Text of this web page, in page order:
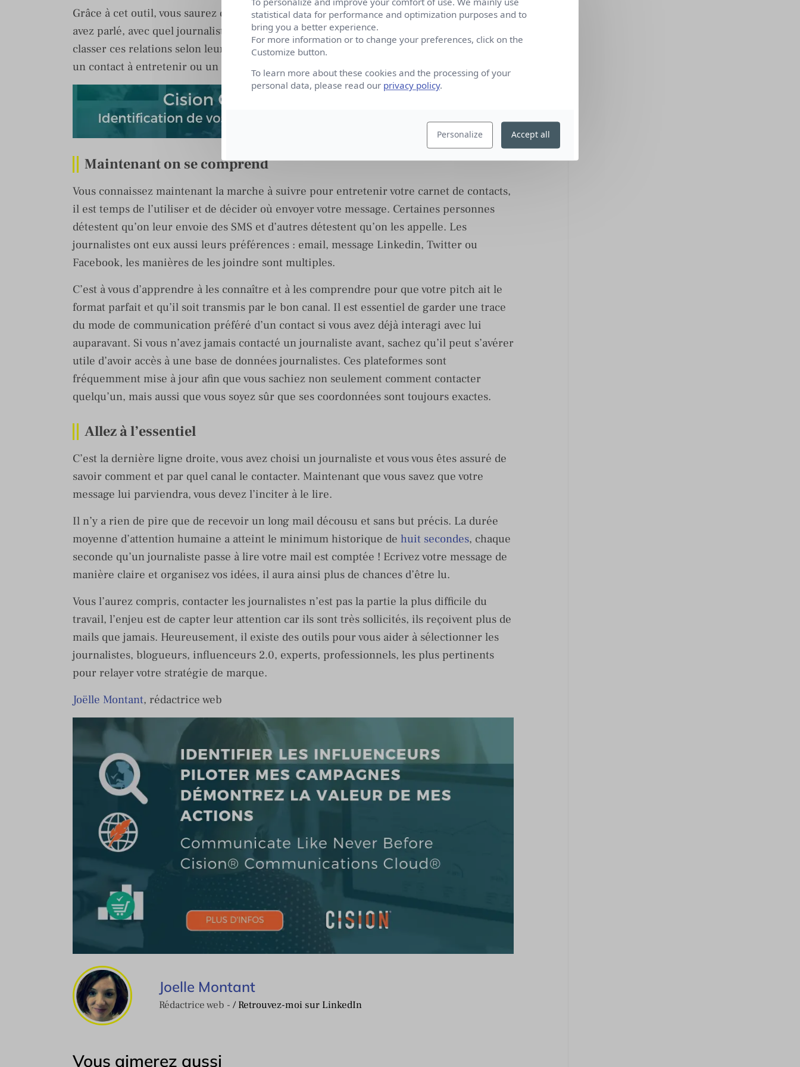
Grâce à cet outil, vous saurez des années plus tard qui vous a envoyé un mail, à qui vous
avez parlé, avec quel journaliste vous avez déjeuné et quand. Vous pourrez également
classer ces relations selon leur degré de « proximité » et ainsi faire la distinction entre
un contact à entretenir ou un détracteur à éviter.
Maintenant on se comprend
Vous connaissez maintenant la marche à suivre pour entretenir votre carnet de contacts,
il est temps de l’utiliser et de décider où envoyer votre message. Certaines personnes
détestent qu’on leur envoie des SMS et d’autres détestent qu’on les appelle. Les
journalistes ont eux aussi leurs préférences : email, message Linkedin, Twitter ou
Facebook, les manières de les joindre sont multiples.
C’est à vous d’apprendre à les connaître et à les comprendre pour que votre pitch ait le
format parfait et qu’il soit transmis par le bon canal. Il est essentiel de garder une trace
du mode de communication préféré d’un contact si vous avez déjà interagi avec lui
auparavant. Si vous n’avez jamais contacté un journaliste avant, sachez qu’il peut s’avérer
utile d’avoir accès à une base de données journalistes. Ces plateformes sont
fréquemment mise à jour afin que vous sachiez non seulement comment contacter
quelqu’un, mais aussi que vous soyez sûr que ses coordonnées sont toujours exactes.
Allez à l’essentiel
C’est la dernière ligne droite, vous avez choisi un journaliste et vous vous êtes assuré de
savoir comment et par quel canal le contacter. Maintenant que vous savez que votre
message lui parviendra, vous devez l’inciter à le lire.
Il n’y a rien de pire que de recevoir un long mail décousu et sans but précis. La durée
moyenne d’attention humaine a atteint le minimum historique de huit secondes, chaque
seconde qu’un journaliste passe à lire votre mail est comptée ! Ecrivez votre message de
manière claire et organisez vos idées, il aura ainsi plus de chances d’être lu.
Vous l’aurez compris, contacter les journalistes n’est pas la partie la plus difficile du
travail, l’enjeu est de capter leur attention car ils sont très sollicités, ils reçoivent plus de
mails que jamais. Heureusement, il existe des outils pour vous aider à sélectionner les
journalistes, blogueurs, influenceurs 2.0, experts, professionnels, les plus pertinents
pour relayer votre stratégie de marque.
Joëlle Montant, rédactrice web
Joelle Montant
Rédactrice web - / Retrouvez-moi sur LinkedIn
Vous aimerez aussi
statistical data for performance and optimization purposes and to
bring you a better experience.
For more information or to change your preferences, click on the
Customize button.
To learn more about these cookies and the processing of your
personal data, please read our privacy policy.
Personalize Accept all